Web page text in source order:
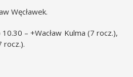
Węcławek.
– +Wacław Kulma (7 rocz.),
rocz.).